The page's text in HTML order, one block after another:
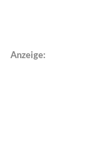
Anzeige: